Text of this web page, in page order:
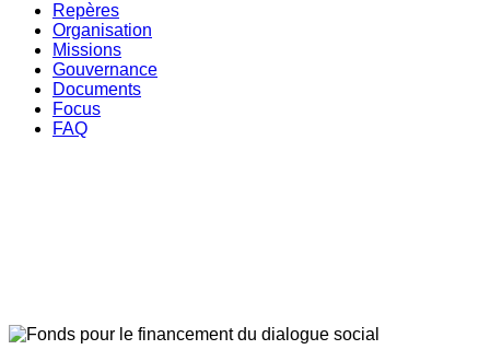
Repères
Organisation
Missions
Gouvernance
Documents
Focus
FAQ